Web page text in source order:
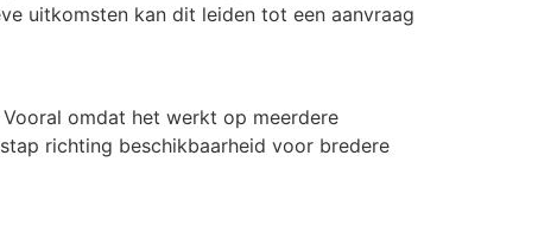
uitkomsten kan dit leiden tot een aanvraag
omdat het werkt op meerdere
richting beschikbaarheid voor bredere